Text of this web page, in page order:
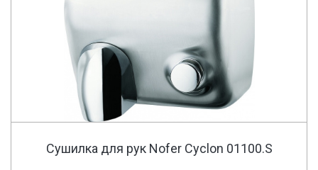
Сушилка для рук Nofer Cyclon 01100.S